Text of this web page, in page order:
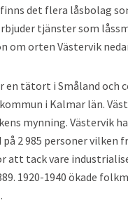
det flera låsbolag
tjänster som
om orten Västervik
en tätort i Småland och
i Kalmar län.
mynning. Västervik
2 985 personer vilken
att tack vare
1920-1940 ökade